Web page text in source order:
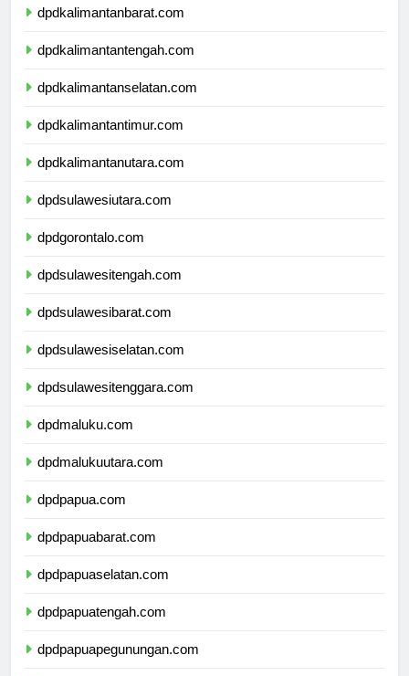
dpdkalimantanbarat.com
dpdkalimantantengah.com
dpdkalimantanselatan.com
dpdkalimantantimur.com
dpdkalimantanutara.com
dpdsulawesiutara.com
dpdgorontalo.com
dpdsulawesitengah.com
dpdsulawesibarat.com
dpdsulawesiselatan.com
dpdsulawesitenggara.com
dpdmaluku.com
dpdmalukuutara.com
dpdpapua.com
dpdpapuabarat.com
dpdpapuaselatan.com
dpdpapuatengah.com
dpdpapuapegunungan.com